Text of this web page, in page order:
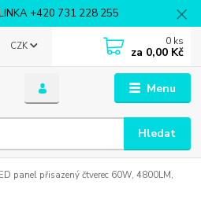
+420 731 228 255
Menu
CZK
Hledat
0 ks
za 0,00 Kč
panel přisazený čtverec 60W, 4800LM,